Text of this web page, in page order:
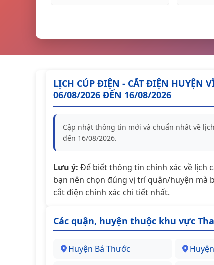
LỊCH CÚP ĐIỆN - CẮT ĐIỆN HUYỆN
06/08/2026 ĐẾN 16/08/2026
Cập nhật thông tin mới và chuẩn nhất về
đến 16/08/2026.
Lưu ý: Để biết thông tin chính xác về lịch
bạn nên chọn đúng vị trí quận/huyện mà
cắt điện chính xác chi tiết nhất.
Các quận, huyện thuộc khu vực
Huyện Bá Thước